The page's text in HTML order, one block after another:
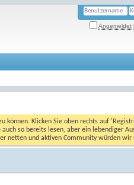
Angemeldet
können. Klicken Sie oben rechts auf
so bereits lesen, aber ein lebendiger
netten und aktiven Community würden wir